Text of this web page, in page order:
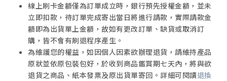
線上刷卡金額僅為訂單成立時，銀行預先授權金額，並未
立即扣款，待訂單完成寄出當日將進行請款，實際請款金
額即為出貨單上金額，故如有更改訂單、缺貨或取消訂
購，皆不會有刷退程序產生。
為維護您的權益，如因個人因素欲辦理退貨，請維持產品
原狀並依原包裝包好，於收到商品鑑賞期七天內，將與欲
退貨之商品、紙本發票及原出貨單寄回。詳細可閱讀退換